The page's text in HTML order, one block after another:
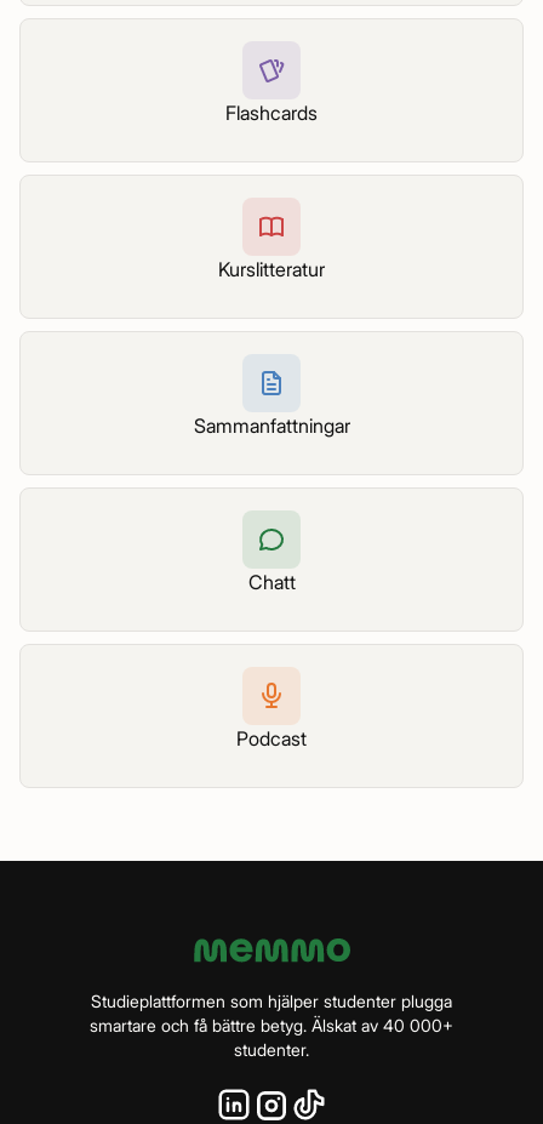
Flashcards
Kurslitteratur
Sammanfattningar
Chatt
Podcast
Studieplattformen som hjälper studenter plugga
smartare och få bättre betyg. Älskat av 40 000+
studenter.